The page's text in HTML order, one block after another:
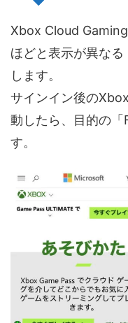
Xbox Cloud
ほどと表示が異な
します。
サインイン後の
動したら、目的の
す。